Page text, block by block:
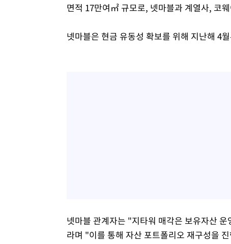
면적 17만여㎡ 규모로, 넷마블과 계열사, 코
넷마블은 현금 유동성 확보를 위해 지난해 4
넷마블 관계자는 "지타워 매각은 보유자산
라며 "이를 통해 자산 포트폴리오 재구성을